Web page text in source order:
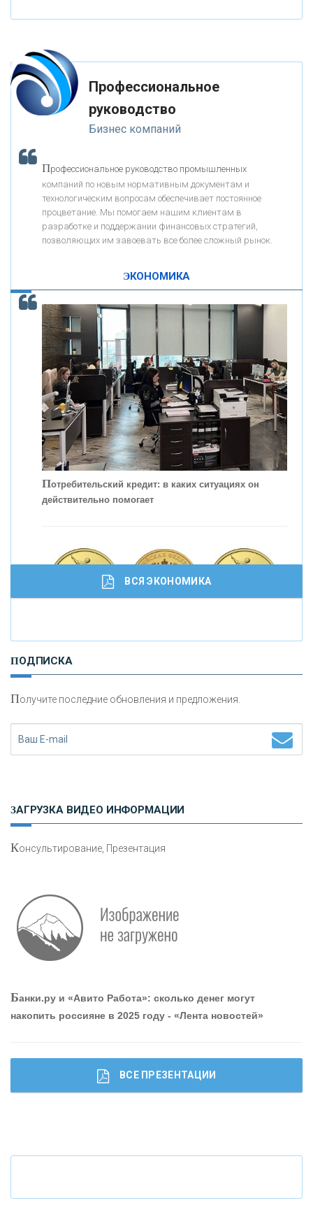
«ФК ОТКРЫТИЕ»
«ЗАПСИБКОМБАНК»
«РОСЕВРОБАНК»
«ПРЕСС-СЛУЖБА ВТБ24»
«АВТОГРАДБАНК»
ОНАС
КОНТАКТЫ
К ак Система быстрых платежей за пять лет
привлечь и удержать персонал - «Интервью»
Профессиональное
руководство
Бизнес компаний
Профессиональное руководство промышленных
компаний по новым нормативным документам и
технологическим вопросам обеспечивает постоянное
процветание. Мы помогаем нашим клиентам в
разработке и поддержании финансовых стратегий,
позволяющих им завоевать все более сложный рынок.
ЭКОНОМИКА
Потребительский кредит: в каких ситуациях он
действительно помогает
И
сохранения и увеличения капитала
Что будет с наличными деньгами при цифровом
ВСЯ ЭКОНОМИКА
ПОДПИСКА
Получите последние обновления и предложения.
ЗАГРУЗКА ВИДЕО ИНФОРМАЦИИ
Консультирование, Презентация
Банки.ру и «Авито Работа»: сколько денег могут
накопить россияне в 2025 году - «Лента новостей»
ВСЕ ПРЕЗЕНТАЦИИ